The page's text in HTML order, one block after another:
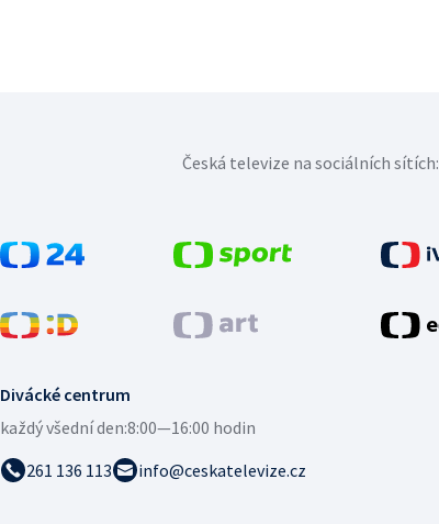
Divácké centrum
každý všední den:8:00—16:00 hodin
261 136 113
info@ceskatelevize.cz
Česká televize na sociálních sítích: